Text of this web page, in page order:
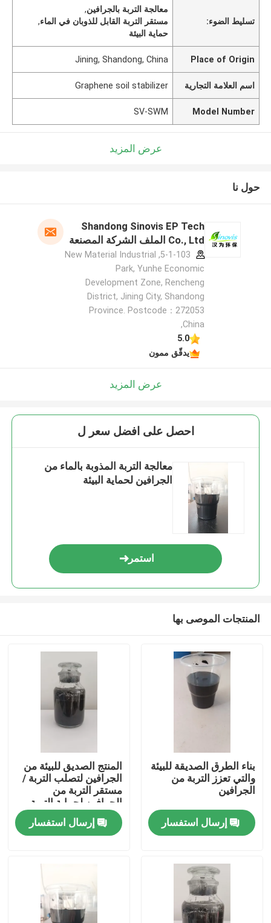
المنتجات
معلومات عنا
تسليط الضوء:
معالجة التربة بالجرافين,
مستقر التربة القابل للذوبان في الماء,
حماية البيئة
Place of Origin
Jining, Shandong, China
اسم العلامة التجارية Graphene soil stabilizer
Model Number
SV-SWM
عرض المزيد
حول نا
Shandong Sinovis EP Tech
Co., Ltd الملف الشركة المصنعة
5-1-103, New Material Industrial
Park, Yunhe Economic
Development Zone, Rencheng
District, Jining City, Shandong
Province. Postcode：272053
,China
5.0
يدقّق ممون
عرض المزيد
احصل على افضل سعر ل
معالجة التربة المذوبة بالماء من
الجرافين لحماية البيئة
استمر
المنتجات الموصى بها
بناء الطرق الصديقة للبيئة
والتي تعزز التربة من
الجرافين
إرسال استفسار
المنتج الصديق للبيئة من
الجرافين لتصلب التربة /
مستقر التربة من
الجرافين لحماية التربة
على المدى الطويل
إرسال استفسار